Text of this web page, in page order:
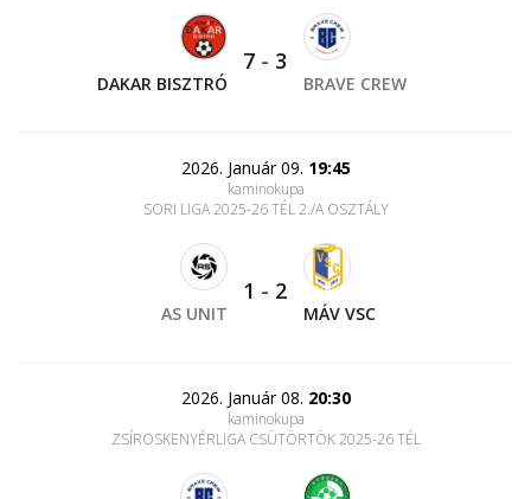
DAKAR BISZTRÓ
7 - 3
BRAVE CREW
2026. Január 09. 19:45
kaminokupa
SORI LIGA 2025-26 TÉL 2./A OSZTÁLY
AS UNIT
1 - 2
MÁV VSC
2026. Január 08. 20:30
kaminokupa
ZSÍROSKENYÉRLIGA CSÜTÖRTÖK 2025-26 TÉL